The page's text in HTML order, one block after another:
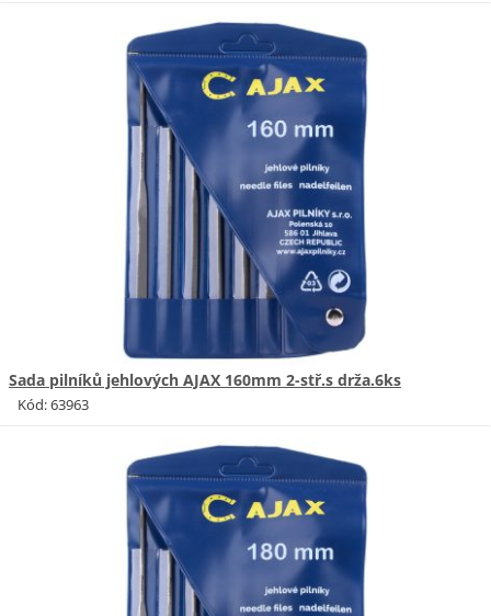
Sada pilníků jehlových AJAX 160mm 2-stř.s drža.6ks
Kód: 63963